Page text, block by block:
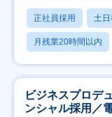
正社員採用 土
月残業20時間以内
ビジネスプロデ
ンシャル採用／